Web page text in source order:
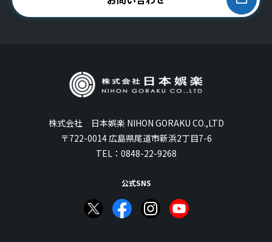
株式会社 日本娯楽 NIHON GORAKU CO.,LTD
〒722-0014 広島県尾道市新浜2丁目7-6
TEL： 0848-22-9268
公式SNS